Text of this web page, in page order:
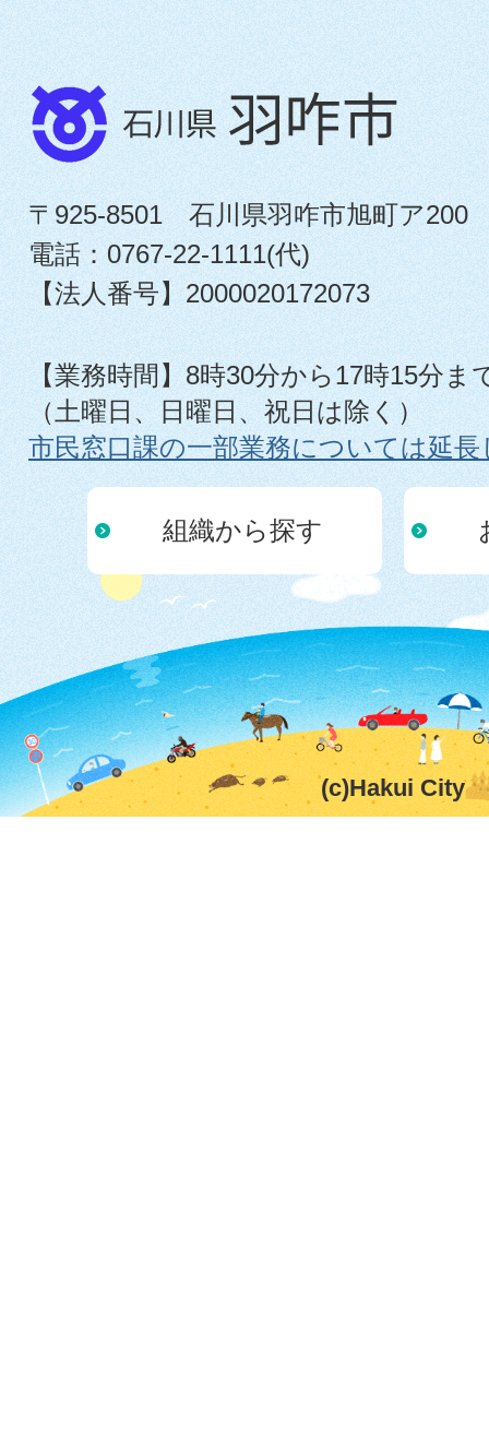
〒925-8501 石川県羽咋市旭町ア200
電話：0767-22-1111(代)
【法人番号】2000020172073
【業務時間】8時30分から17時15分ま
（土曜日、日曜日、祝日は除く）
市民窓口課の一部業務については延
組織から探す
(c)Hakui City